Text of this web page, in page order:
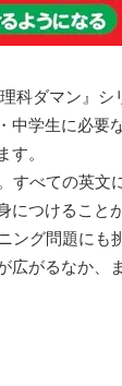
科ダマン』シ
中学生に必要
。
すべての英文
につけること
グ問題にも
広がるなか、